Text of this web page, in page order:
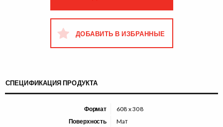
ДОБАВИТЬ В ИЗБРАННЫЕ
СПЕЦИФИКАЦИЯ ПРОДУКТА
Формат
608 x 308
Поверхность
Maт